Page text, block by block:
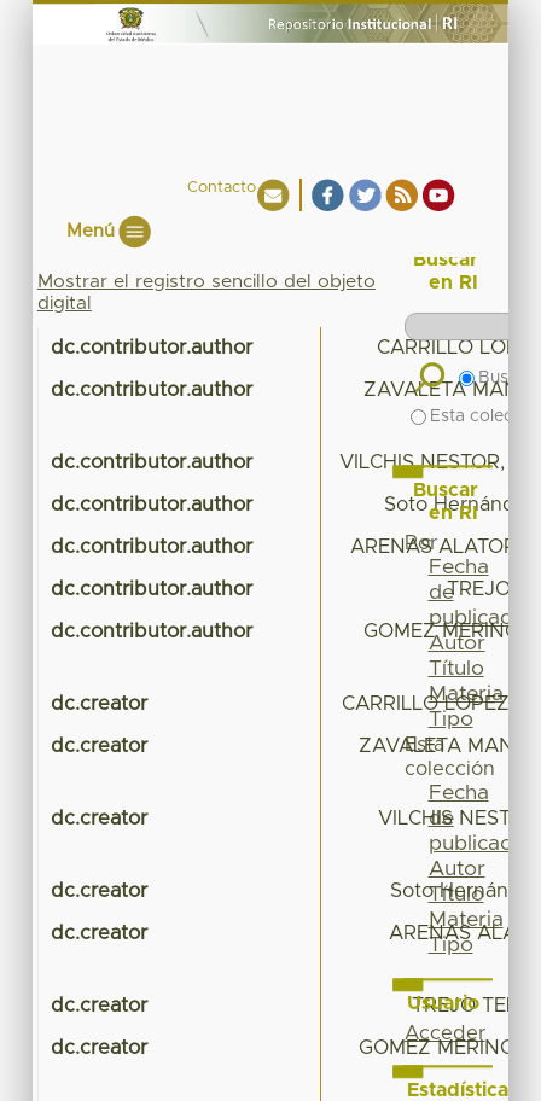
Contacto
Menú
Mostrar el registro sencillo del objeto
digital
dc.contributor.author CARRILLO
dc.contributor.author ZAVALETA
dc.contributor.author VILCHIS NESTOR,
dc.contributor.author Soto
dc.contributor.author ARENAS
dc.contributor.author TREJO
dc.contributor.author GOMEZ MERINO,
dc.creator CARRILLO LOPEZ,
dc.creator ZAVALETA
dc.creator VILCHIS
dc.creator Soto
dc.creator ARENAS
dc.creator TREJO
dc.creator GOMEZ MERINO,
Buscar
en RI
Buscar
Esta
Buscar
en RI
Por
Fecha
de
publicación
Autor
Título
Materia
Tipo
Esta
colección
Fecha
de
publicación
Autor
Título
Materia
Tipo
Usuario
Acceder
Estadísticas